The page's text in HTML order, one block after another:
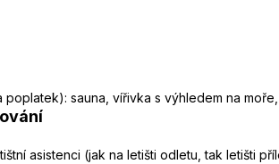
poplatek): sauna, vířivka s výhledem na
asistenci (jak na letišti odletu, tak letišti